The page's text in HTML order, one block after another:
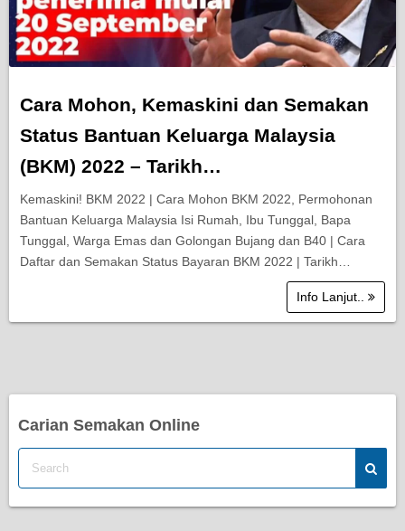
Cara Mohon, Kemaskini dan Semakan
Status Bantuan Keluarga Malaysia
(BKM) 2022 – Tarikh…
Kemaskini! BKM 2022 | Cara Mohon BKM 2022, Permohonan
Bantuan Keluarga Malaysia Isi Rumah, Ibu Tunggal, Bapa
Tunggal, Warga Emas dan Golongan Bujang dan B40 | Cara
Daftar dan Semakan Status Bayaran BKM 2022 | Tarikh…
Info Lanjut..
Carian Semakan Online